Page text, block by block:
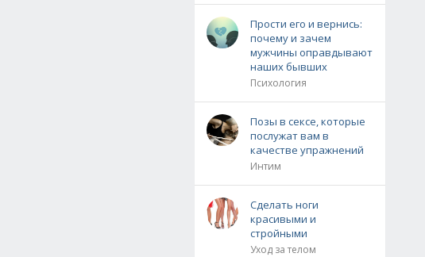
Прости его и вернись:
почему и зачем
мужчины оправдывают
наших бывших
Психология
Позы в сексе, которые
послужат вам в
качестве упражнений
Интим
Сделать ноги
красивыми и
стройными
Уход за телом